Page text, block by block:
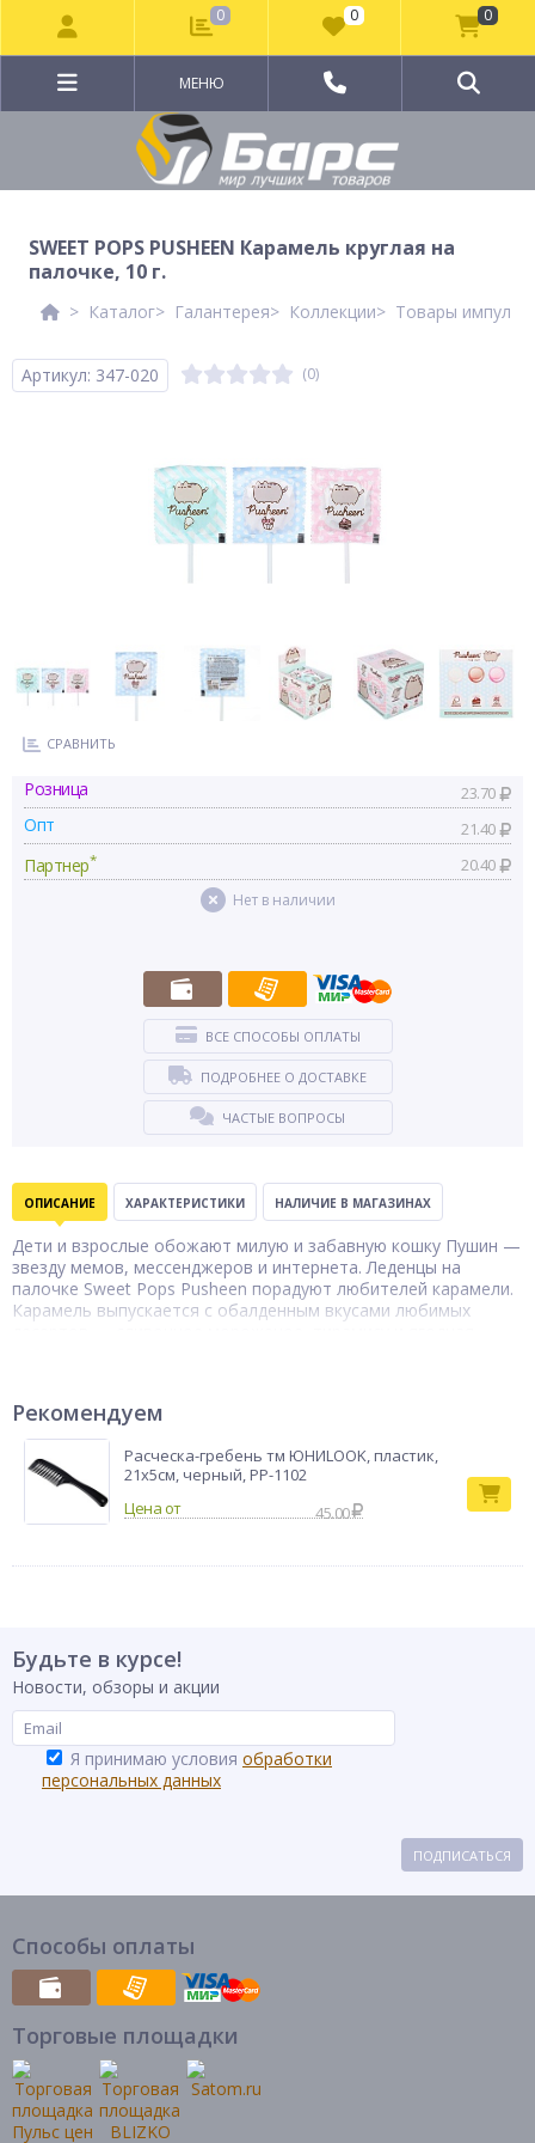
МЕНЮ
SWEET POPS PUSHEEN Карамель круглая на
палочке, 10 г.
Каталог Галантерея Коллекции Товары
Артикул: 347-020 (0)
СРАВНИТЬ
Розница 23.70
Опт 21.40
Партнер* 20.40
Нет в наличии
ВСЕ СПОСОБЫ ОПЛАТЫ
ПОДРОБНЕЕ О ДОСТАВКЕ
ЧАСТЫЕ ВОПРОСЫ
ОПИСАНИЕ ХАРАКТЕРИСТИКИ НАЛИЧИЕ В МАГАЗИНАХ
Дети и взрослые обожают милую и забавную кошку Пушин —
звезду мемов, мессенджеров и интернета. Леденцы на
палочке Sweet Pops Pusheen порадуют любителей карамели.
Карамель выпускается с обалденным вкусами любимых
упакован в брендированную индивидуальную плёнку нежных
оттенков с изображением всеми любимой кошки. Пробуйте,
восхищайтесь и влюбляйтесь!
Тип товара
Карамель
Sweet Pops
Рекомендуем
Расческа-гребень тм ЮНИLOOK, пластик,
21x5см, черный, РР-1102
45.00
Будьте в курсе!
Новости, обзоры и акции
Я принимаю условия обработки
персональных данных
ПОДПИСАТЬСЯ
Способы оплаты
Торговые площадки
0 0 0